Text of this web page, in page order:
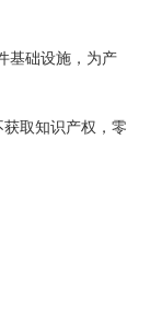
基础设施，为产
取知识产权，零